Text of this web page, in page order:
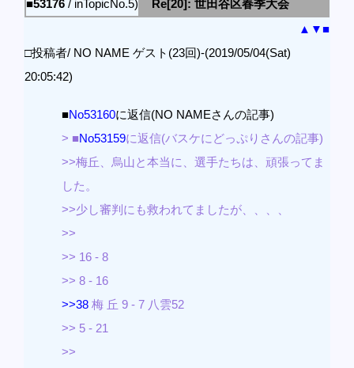
■53176 / inTopicNo.5)
Re[20]: 世田谷区春季大会
▲ ▼■
□投稿者/ NO NAME ゲスト(23回)-(2019/05/04(Sat)
20:05:42)
■No53160に返信(NO NAMEさんの記事)
> ■No53159に返信(バスケにどっぷりさんの記事)
>>梅丘、烏山と本当に、選手たちは、頑張ってま
した。
>>少し審判にも救われてましたが、、、、
>>
>> 16 - 8
>> 8 - 16
>>38 梅 丘 9 - 7 八雲52
>> 5 - 21
>>